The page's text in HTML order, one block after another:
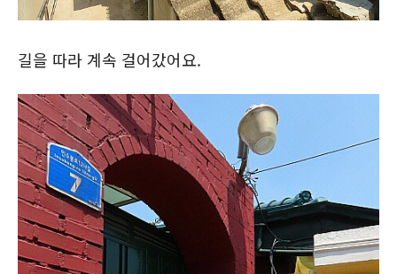
길을 따라 계속 걸어갔어요.